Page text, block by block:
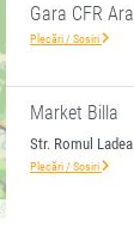
Gara CFR
Plecări / Sosiri
Market Billa
Str. Romul Ladea
Plecări / Sosiri